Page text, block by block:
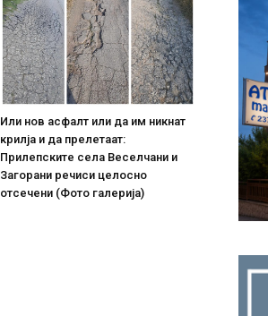
Или нов асфалт или да им никнат
крилја и да прелетаат:
Прилепските села Веселчани и
Загорани речиси целосно
отсечени (Фото галерија)